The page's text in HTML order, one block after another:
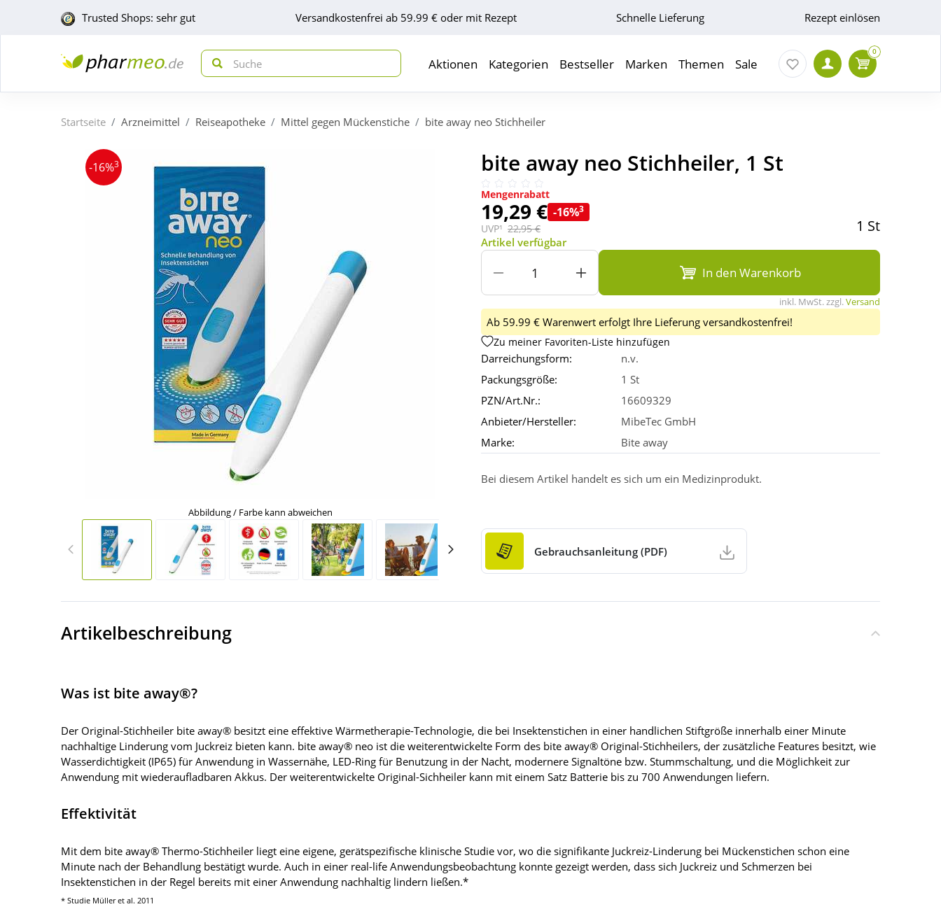
Trusted Shops: sehr gut Versandkostenfrei ab 59.99 € oder mit Rezept Schnelle Lieferung Rezept einlösen
Aktionen Kategorien Bestseller Marken Themen Sale
0
Startseite Arzneimittel Reiseapotheke Mittel gegen Mückenstiche bite away neo Stichheiler
-16%3
Abbildung / Farbe kann abweichen
bite away neo Stichheiler, 1 St
Mengenrabatt
19,29 € -16%3
UVP¹ 22,95 € 1 St
Artikel verfügbar
In den Warenkorb
inkl. MwSt. zzgl.Versand
Ab 59.99 € Warenwert erfolgt Ihre Lieferung versandkostenfrei!
Zu meiner Favoriten-Liste hinzufügen
Darreichungsform:
n.v.
Packungsgröße:
1 St
PZN/Art.Nr.:
16609329
Anbieter/Hersteller:
MibeTec GmbH
Marke:
Bite away
Bei diesem Artikel handelt es sich um ein Medizinprodukt.
Gebrauchsanleitung (PDF)
Artikelbeschreibung
Was ist bite away®?
Der Original-Stichheiler bite away® besitzt eine effektive Wärmetherapie-Technologie, die bei Insektenstichen in einer handlichen Stiftgröße innerhalb einer Minute
nachhaltige Linderung vom Juckreiz bieten kann. bite away® neo ist die weiterentwickelte Form des bite away® Original-Stichheilers, der zusätzliche Features besitzt, wie
Wasserdichtigkeit (IP65) für Anwendung in Wassernähe, LED-Ring für Benutzung in der Nacht, modernere Signaltöne bzw. Stummschaltung, und die Möglichkeit zur
Anwendung mit wiederaufladbaren Akkus. Der weiterentwickelte Original-Sichheiler kann mit einem Satz Batterie bis zu 700 Anwendungen liefern.
Effektivität
Mit dem bite away® Thermo-Stichheiler liegt eine eigene, gerätspezifische klinische Studie vor, wo die signifikante Juckreiz-Linderung bei Mückenstichen schon eine
Minute nach der Behandlung bestätigt wurde. Auch in einer real-life Anwendungsbeobachtung konnte gezeigt werden, dass sich Juckreiz und Schmerzen bei
Insektenstichen in der Regel bereits mit einer Anwendung nachhaltig lindern ließen.*
* Studie Müller et al. 2011